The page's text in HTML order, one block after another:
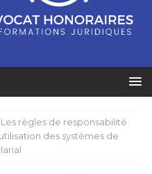
Les règles de responsabilité
des systèmes de